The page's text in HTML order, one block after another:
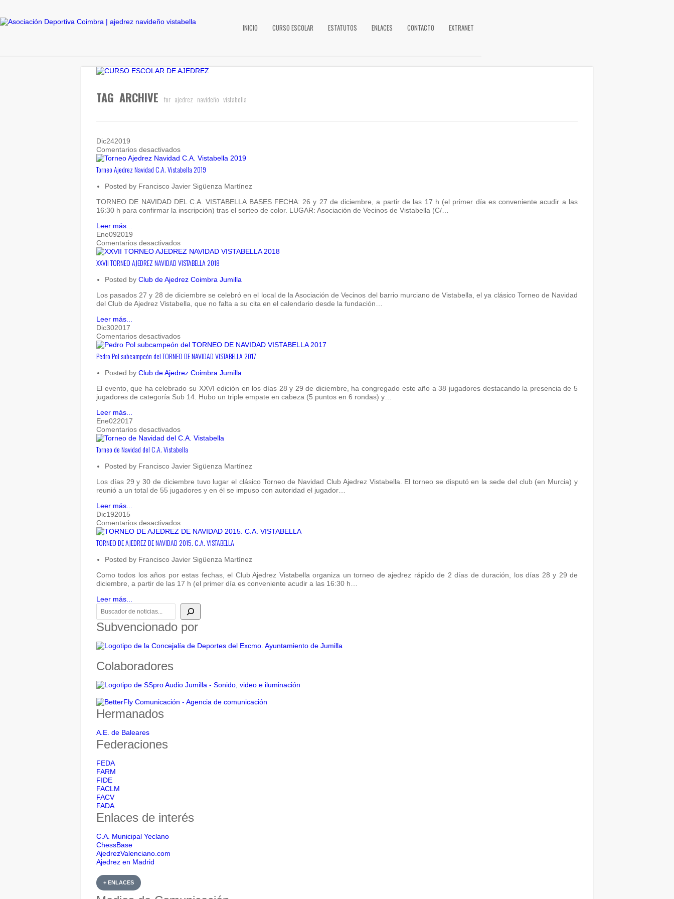
INICIO CURSO ESCOLAR ESTATUTOS ENLACES CONTACTO EXTRANET
TAG ARCHIVE for ajedrez navideño vistabella
Dic242019
Comentarios desactivadosen
Torneo
Ajedrez
Navidad
C.A.
Vistabella
2019
Torneo Ajedrez Navidad C.A. Vistabella 2019
Posted by Francisco Javier Sigüenza Martínez
TORNEO DE NAVIDAD DEL C.A. VISTABELLA BASES FECHA: 26 y 27 de diciembre, a partir de las 17 h (el primer día es conveniente acudir a las
16:30 h para confirmar la inscripción) tras el sorteo de color. LUGAR: Asociación de Vecinos de Vistabella (C/…
Leer más...
Ene092019
Comentarios desactivadosen
XXVII
TORNEO
AJEDREZ
NAVIDAD
2018
XXVII TORNEO AJEDREZ NAVIDAD VISTABELLA 2018
Posted by Club de Ajedrez Coimbra Jumilla
Los pasados 27 y 28 de diciembre se celebró en el local de la Asociación de Vecinos del barrio murciano de Vistabella, el ya clásico Torneo de Navidad
del Club de Ajedrez Vistabella, que no falta a su cita en el calendario desde la fundación…
Leer más...
Dic302017
Comentarios desactivadosen
Pedro
Pol
subcampeón
DE
NAVIDAD
Pedro Pol subcampeón del TORNEO DE NAVIDAD VISTABELLA 2017
Posted by Club de Ajedrez Coimbra Jumilla
El evento, que ha celebrado su XXVI edición en los días 28 y 29 de diciembre, ha congregado este año a 38 jugadores destacando la presencia de 5
jugadores de categoría Sub 14. Hubo un triple empate en cabeza (5 puntos en 6 rondas) y…
Leer más...
Ene022017
Comentarios desactivadosen
Torneo
de
Navidad
del
Vistabella
Torneo de Navidad del C.A. Vistabella
Posted by Francisco Javier Sigüenza Martínez
Los días 29 y 30 de diciembre tuvo lugar el clásico Torneo de Navidad Club Ajedrez Vistabella. El torneo se disputó en la sede del club (en Murcia) y
reunió a un total de 55 jugadores y en él se impuso con autoridad el jugador…
Leer más...
Dic192015
Comentarios desactivadosen
TORNEO
DE
AJEDREZ
DE
NAVIDAD
2015.
C.A.
TORNEO DE AJEDREZ DE NAVIDAD 2015. C.A. VISTABELLA
Posted by Francisco Javier Sigüenza Martínez
Como todos los años por estas fechas, el Club Ajedrez Vistabella organiza un torneo de ajedrez rápido de 2 días de duración, los días 28 y 29 de
diciembre, a partir de las 17 h (el primer día es conveniente acudir a las 16:30 h…
Leer más...
BUSCADOR DE NOTICIAS
Subvencionado por
Colaboradores
Hermanados
A.E. de Baleares
Federaciones
FEDA
FARM
FIDE
FACLM
FACV
FADA
Enlaces de interés
C.A. Municipal Yeclano
ChessBase
AjedrezValenciano.com
Ajedrez en Madrid
+ ENLACES